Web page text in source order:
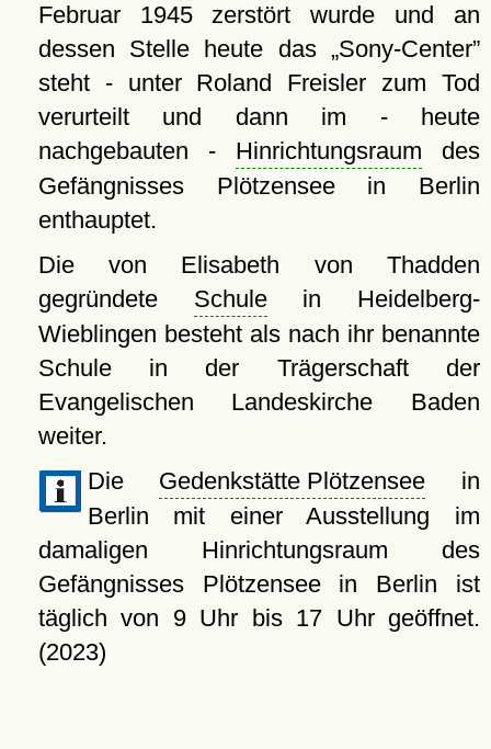
Februar 1945 zerstört wurde und an
dessen Stelle heute das
Sony-Center
steht - unter Roland Freisler zum Tod
verurteilt und dann im - heute
nachgebauten - Hinrichtungsraum des
Gefängnisses Plötzensee in Berlin
enthauptet.
Die von Elisabeth von Thadden
gegründete Schulein Heidelberg-
Wieblingen besteht als nach ihr benannte
Schule in der Trägerschaft der
Evangelischen Landeskirche Baden
weiter.
Die Gedenkstätte Plötzensee in
Berlin mit einer Ausstellung im
damaligen Hinrichtungsraum des
Gefängnisses Plötzensee in Berlin ist
täglich von 9 Uhr bis 17 Uhr geöffnet.
(2023)